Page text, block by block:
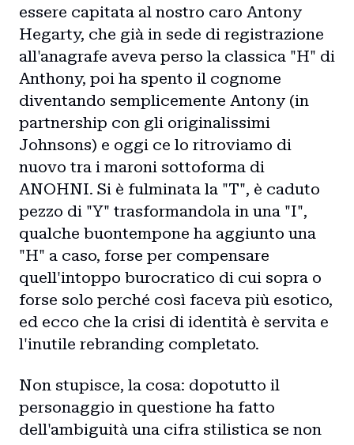
essere capitata al nostro caro Antony
Hegarty, che già in sede di registrazione
all'anagrafe aveva perso la classica "H" di
Anthony, poi ha spento il cognome
diventando semplicemente Antony (in
partnership con gli originalissimi
Johnsons) e oggi ce lo ritroviamo di
nuovo tra i maroni sottoforma di
ANOHNI. Si è fulminata la "T", è caduto
pezzo di "Y" trasformandola in una "I",
qualche buontempone ha aggiunto una
"H" a caso, forse per compensare
quell'intoppo burocratico di cui sopra o
forse solo perché così faceva più esotico,
ed ecco che la crisi di identità è servita e
l'inutile rebranding completato.
Non stupisce, la cosa: dopotutto il
personaggio in questione ha fatto
dell'ambiguità una cifra stilistica se non